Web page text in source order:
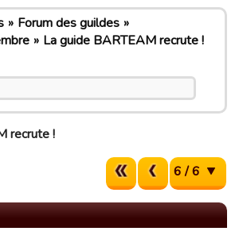
Forum des guildes
La guide BARTEAM recrute !
recrute !
6 / 6